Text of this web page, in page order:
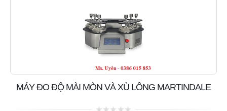
MÁY ĐO ĐỘ MÀI MÒN VÀ XÙ LÔNG MARTINDALE